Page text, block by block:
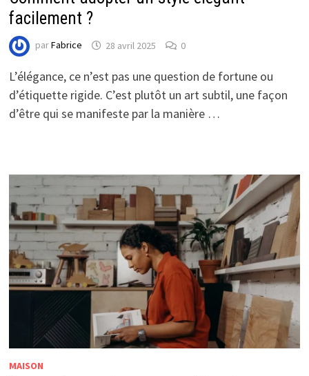
facilement ?
parFabrice 28 avril 2025 0
L’élégance, ce n’est pas une question de fortune ou
d’étiquette rigide. C’est plutôt un art subtil, une façon
d’être qui se manifeste par la manière …
MAISON